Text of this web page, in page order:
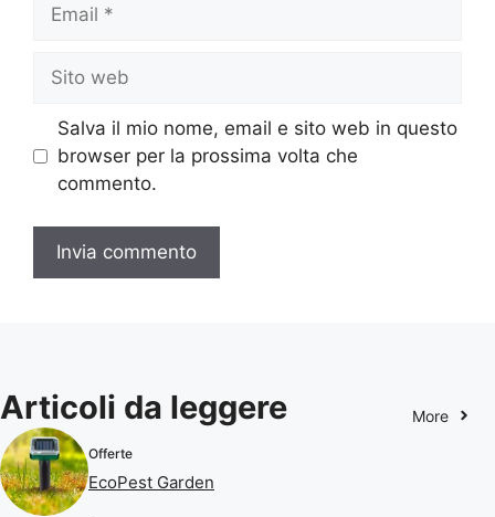
Sito
web
Salva il mio nome, email e sito web in questo
browser per la prossima volta che
commento.
Articoli da leggere More
Offerte
EcoPest Garden